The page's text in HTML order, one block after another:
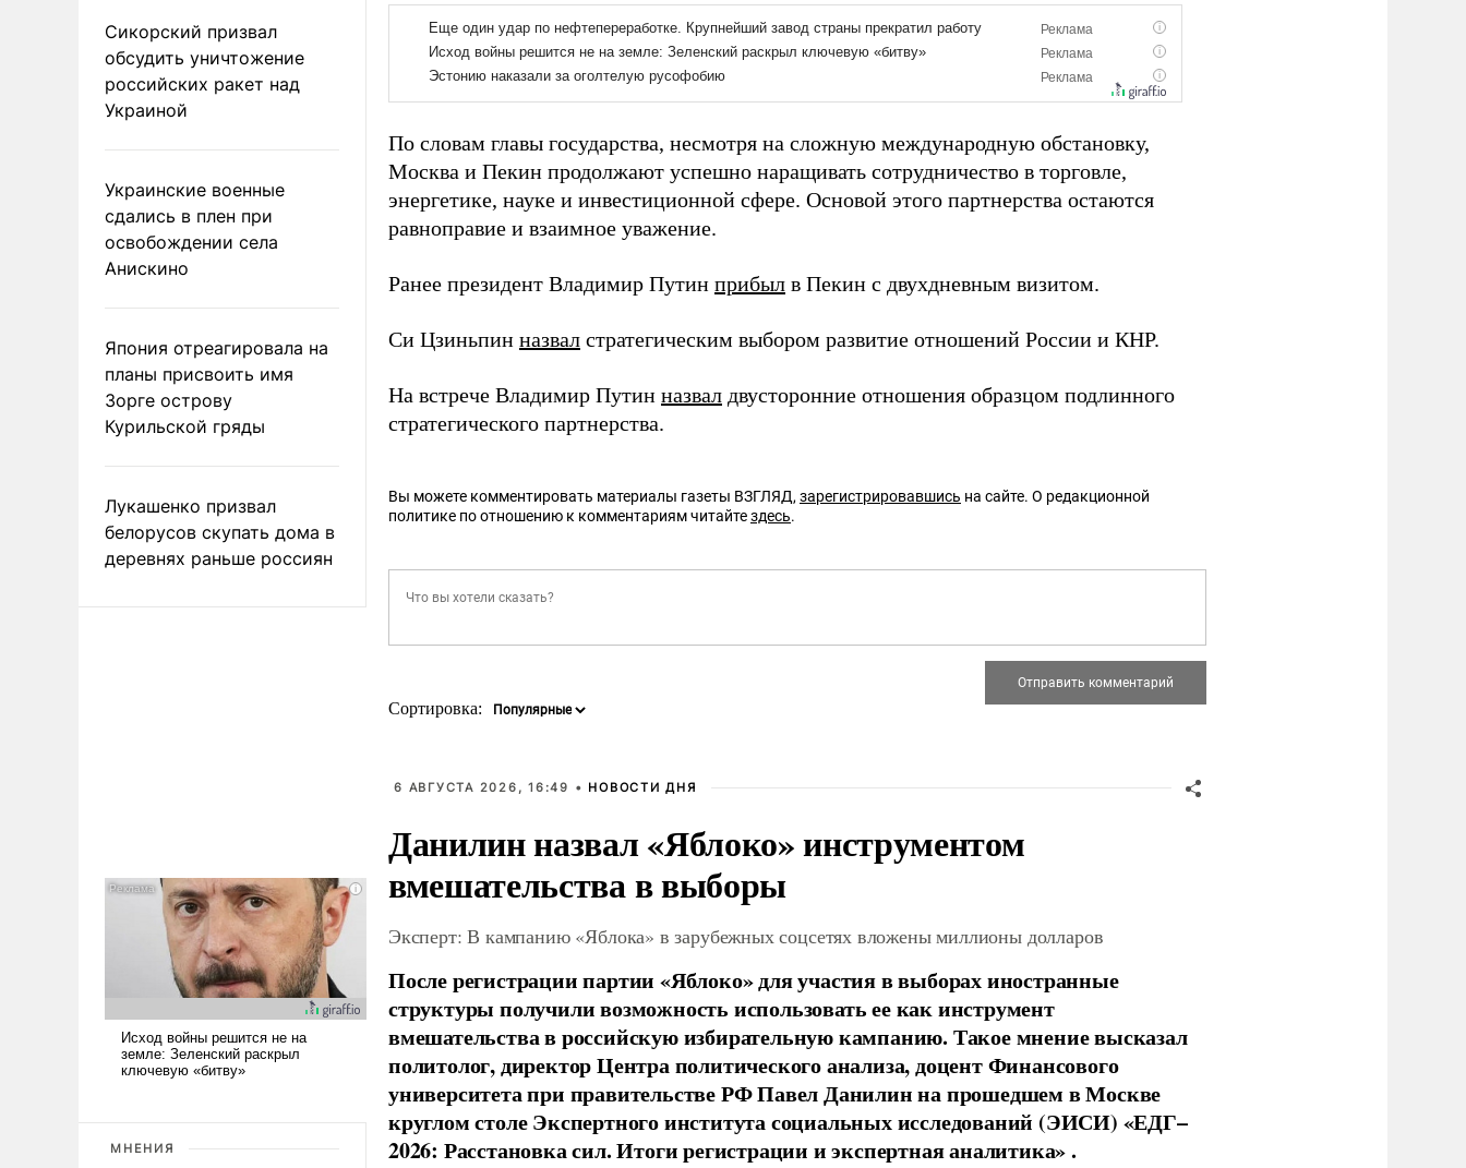
Сикорский призвал
обсудить уничтожение
российских ракет над
Украиной
Украинские военные
сдались в плен при
освобождении села
Анискино
Япония отреагировала на
планы присвоить имя
Зорге острову
Курильской гряды
Лукашенко призвал
белорусов скупать дома в
деревнях раньше россиян
МНЕНИЯ
По словам главы государства, несмотря на сложную международную обстановку,
Москва и Пекин продолжают успешно наращивать сотрудничество в торговле,
энергетике, науке и инвестиционной сфере. Основой этого партнерства остаются
равноправие и взаимное уважение.
Ранее президент Владимир Путин прибыл в Пекин с двухдневным визитом.
Си Цзиньпин назвал стратегическим выбором развитие отношений России и КНР.
На встрече Владимир Путин назвал двусторонние отношения образцом подлинного
стратегического партнерства.
Вы можете комментировать материалы газеты ВЗГЛЯД,зарегистрировавшись на сайте. О редакционной
политике по отношению к комментариям читайтездесь.
Сортировка:
6 АВГУСТА 2026, 16:49 • НОВОСТИ ДНЯ
Данилин назвал «Яблоко» инструментом
вмешательства в выборы
Эксперт: В кампанию «Яблока» в зарубежных соцсетях вложены миллионы долларов
После регистрации партии «Яблоко» для участия в выборах иностранные
структуры получили возможность использовать ее как инструмент
вмешательства в российскую избирательную кампанию. Такое мнение высказал
политолог, директор Центра политического анализа, доцент Финансового
университета при правительстве РФ Павел Данилин на прошедшем в Москве
круглом столе Экспертного института социальных исследований (ЭИСИ) «ЕДГ–
2026: Расстановка сил. Итоги регистрации и экспертная аналитика» .